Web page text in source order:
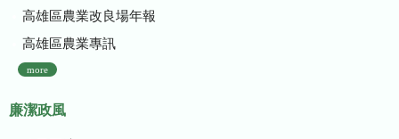
高雄區農業改良場年報
高雄區農業專訊
more
廉潔政風